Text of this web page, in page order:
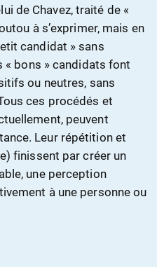
de Chavez, traité de «
à s’exprimer, mais en
candidat » sans
« bons » candidats font
ou neutres, sans
ces procédés et
peuvent
Leur répétition et
finissent par créer un
une perception
à une personne ou